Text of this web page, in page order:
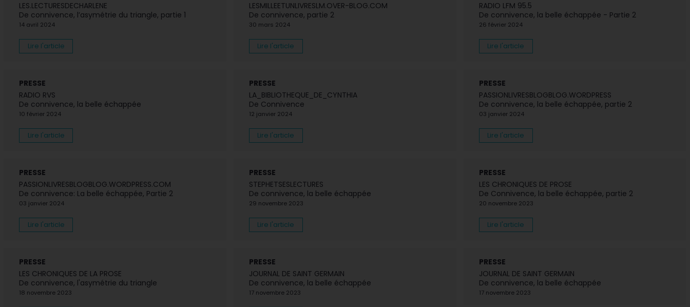
LES.LECTURESDECHARLENE
De connivence, l’asymétrie du triangle, partie 1
14 avril 2024
Lire l'article
LESMILLEETUNLIVRESLM.OVER-BLOG.COM
De connivence, partie 2
30 mars 2024
Lire l'article
RADIO LFM 95.5
De connivence, la belle échappée - Partie 2
26 février 2024
Lire l'article
PRESSE
RADIO RVS
De connivence, la belle échappée
10 février 2024
Lire l'article
PRESSE
LA_BIBLIOTHEQUE_DE_CYNTHIA
De Connivence
12 janvier 2024
Lire l'article
PRESSE
PASSIONLIVRESBLOGBLOG.WORDPRESS
De connivence, la belle échappée, partie 2
03 janvier 2024
Lire l'article
PRESSE
PASSIONLIVRESBLOGBLOG.WORDPRESS.COM
De connivence: La belle échappée, Partie 2
03 janvier 2024
Lire l'article
PRESSE
STEPHETSESLECTURES
De connivence, la belle échappée
29 novembre 2023
Lire l'article
PRESSE
LES CHRONIQUES DE PROSE
De Connivence, la belle échappée, partie 2
20 novembre 2023
Lire l'article
PRESSE
LES CHRONIQUES DE LA PROSE
De connivence, l'asymétrie du triangle
18 novembre 2023
PRESSE
JOURNAL DE SAINT GERMAIN
De connivence, la belle échappée
17 novembre 2023
PRESSE
JOURNAL DE SAINT GERMAIN
De connivence, la belle échappée
17 novembre 2023